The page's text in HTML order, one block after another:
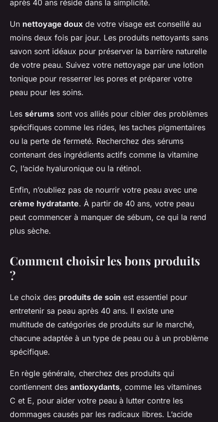
après 40 ans réside dans la simplicité.
Un nettoyage doux de votre visage est conseillé au
moins deux fois par jour. Les produits nettoyants sans
savon sont idéaux pour préserver la barrière naturelle
de votre peau. Suivez votre nettoyage par une lotion
tonique pour resserrer les pores et préparer votre
peau pour les soins.
Les sérums sont vos alliés pour cibler des problèmes
spécifiques comme les rides, les taches pigmentaires
ou la perte de fermeté. Recherchez des sérums
contenant des ingrédients actifs comme la vitamine
C, l’acide hyaluronique ou la rétinol.
Enfin, n’oubliez pas de nourrir votre peau avec une
crème hydratante. À partir de 40 ans, votre peau
peut commencer à manquer de sébum, ce qui la rend
plus sèche.
Comment choisir les bons produits
?
Le choix des produits de soin est essentiel pour
entretenir sa peau après 40 ans. Il existe une
multitude de catégories de produits sur le marché,
chacune adaptée à un type de peau ou à un problème
spécifique.
En règle générale, cherchez des produits qui
contiennent des antioxydants, comme les vitamines
C et E, pour aider votre peau à lutter contre les
dommages causés par les radicaux libres. L’acide